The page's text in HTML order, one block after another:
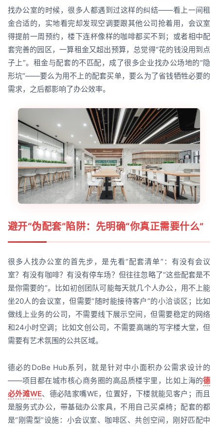
找办公室的时候，很多人都遇到过这样的纠结——看上一间租
金合适的，实地看完却发现空调要跟其他公司抢着用，会议室
得提前一周预约，楼下连杯像样的咖啡都买不到；或者相中配
套完善的园区，一算租金又超出预算，总觉得“花的钱没用到点
子上”。租金与配套的不匹配，成了很多企业找办公场地的“隐
形坑”——要么为用不上的配套买单，要么为了省钱牺牲必要的
需求，之后都影响了办公效率。
避开“伪配套”陷阱：先明确“你真正需要什么”
很多人找办公室的首先步，是先看“配套清单”：有没有会议
室？有没有咖啡？有没有停车场？但往往忽略了“这些配套是不
是你需要的”。比如初创团队可能每天就几个人办公，用不上能
坐20人的会议室，但需要“随时能接待客户”的小洽谈区；比如
做线上业务的公司，不需要线下展示空间，但需要稳定的网络
和24小时空调；比如文创公司，不需要高端的写字楼大堂，但
需要有艺术氛围的公共区域。
德必的DoBe Hub系列，就是针对中小面积办公需求设计的
——项目都在城市核心商务圈的高品质楼宇里，比如上海的德
必外滩WE、德必陆家嘴WE，位置好，下楼就能见客户；而且
是服务式办公，带基础办公家具，不用自己买桌椅；配套的都
是“刚需型”设施：小会议室、咖啡区、共创空间，刚好匹配中